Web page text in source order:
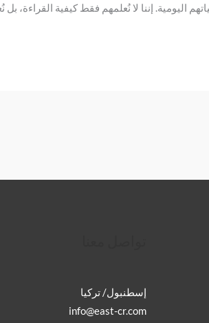
اليومية. إننا لا نُعلمهم فقط كيفية القراءة،
إسطنبول/ تركيا
info@east-cr.com